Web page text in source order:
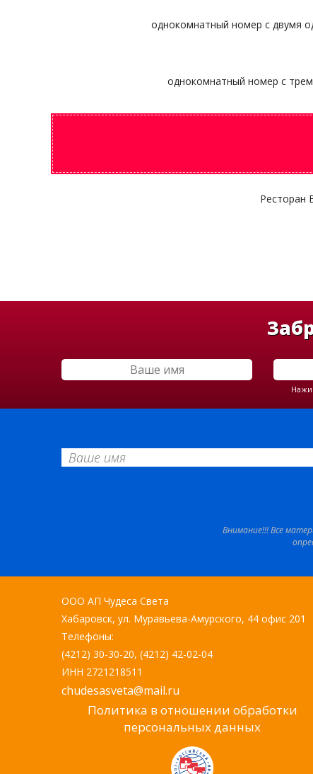
однокомнатный номер с двумя
однокомнатный номер с
Ресторан
Внимание!!! Все
ООО АП Чудеса Света
Хабаровск, ул. Муравьева-Амурского, 44 офис 201
Телефоны:
(4212) 30-30-20, (4212) 42-02-04
ИНН 2721218511
chudesasveta@mail.ru
Политика в отношении обработки
персональных данных